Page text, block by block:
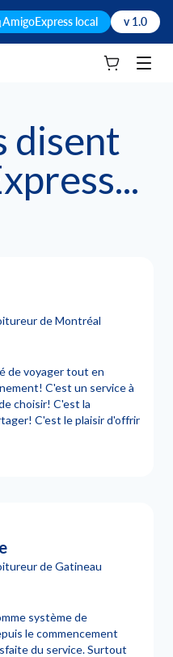
AmigoExpress local v 1.0
Votre panier
disent
de Montréal
de voyager tout en
C'est un service à
choisir! C'est la
C'est le plaisir d'offrir
de Gatineau
système de
le commencement
du service. Surtout